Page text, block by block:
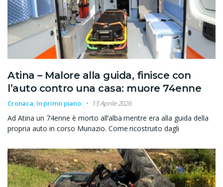
Atina – Malore alla guida, finisce con
l’auto contro una casa: muore 74enne
Cronaca, In primo piano 13 Aprile 2026
Ad Atina un 74enne è morto all’alba mentre era alla guida della
propria auto in corso Munazio. Come ricostruito dagli